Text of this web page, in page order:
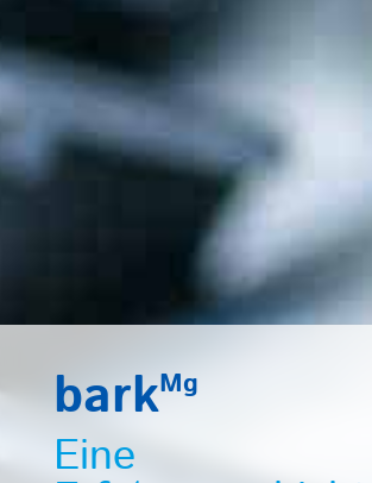
barkMg
Eine